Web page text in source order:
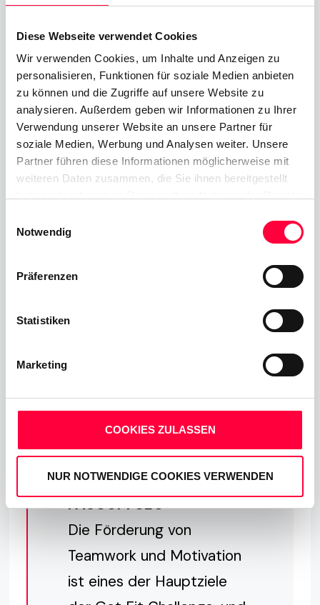
Diese Webseite verwendet Cookies
Wir verwenden Cookies, um Inhalte und Anzeigen zu
personalisieren, Funktionen für soziale Medien anbieten
zu können und die Zugriffe auf unsere Website zu
analysieren. Außerdem geben wir Informationen zu Ihrer
Verwendung unserer Website an unsere Partner für
soziale Medien, Werbung und Analysen weiter. Unsere
Partner führen diese Informationen möglicherweise mit
weiteren Daten zusammen, die Sie ihnen bereitgestellt
Cookies, wenn Sie unsere Webseite weiterhin nutzen.
Notwendig
Präferenzen
Statistiken
Marketing
COOKIES ZULASSEN
NUR NOTWENDIGE COOKIES VERWENDEN
allem, weil zum Zeitpunkt der Bekanntgabe der
erreichbar. Aber das ist die Kraft der Teamarbeit:
motivieren und manchmal zu mehr Leistung
antreiben, erscheint das Unerreichbare plötzlich
nicht mehr so unerreichbar!
Mathias Pasquay,
PASCOM CEO
Die Förderung von
Teamwork und Motivation
ist eines der Hauptziele